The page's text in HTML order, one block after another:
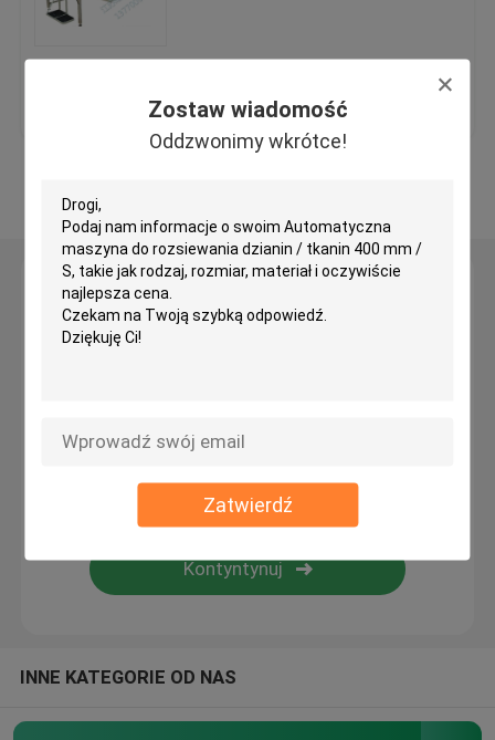
Zostaw wiadomość
Oddzwonimy wkrótce!
Zatwierdź
Hydrauliczna skrawająca głowica tnąca
Rzuć maszynę do cięcia
Maszyna do cięcia tkanin
Maszyna do cięcia tkanin
Automatyczna maszyna do rozsiewania
Komputerowa maszyna do cięcia
Maszyna do produkcji rękawiczek
Skontaktuj się z
nami
Zostaw wiadomość
Oddzwonimy wkrótce!
INNE KATEGORIE OD NAS